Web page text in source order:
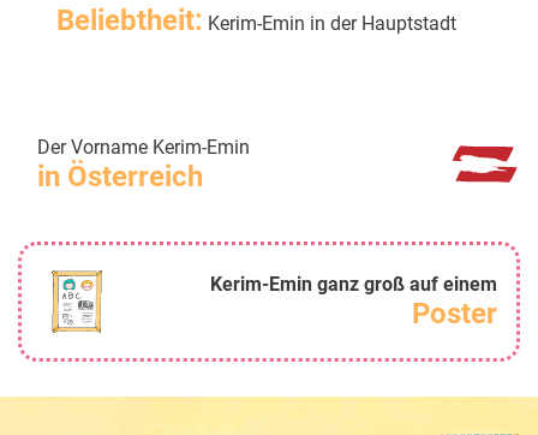
Beliebtheit: Kerim-Emin in der Hauptstadt
Der Vorname Kerim-Emin
in Österreich
Kerim-Emin ganz groß auf einem
Poster